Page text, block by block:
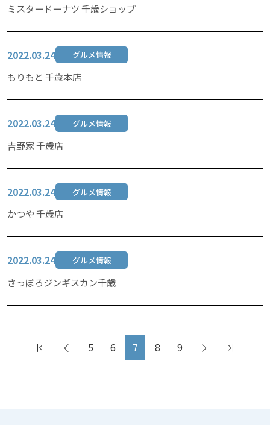
ミスタードーナツ 千歳ショップ
2022.03.24 グルメ情報
もりもと 千歳本店
2022.03.24 グルメ情報
吉野家 千歳店
2022.03.24 グルメ情報
かつや 千歳店
2022.03.24 グルメ情報
さっぽろジンギスカン千歳
5 6 7 8 9